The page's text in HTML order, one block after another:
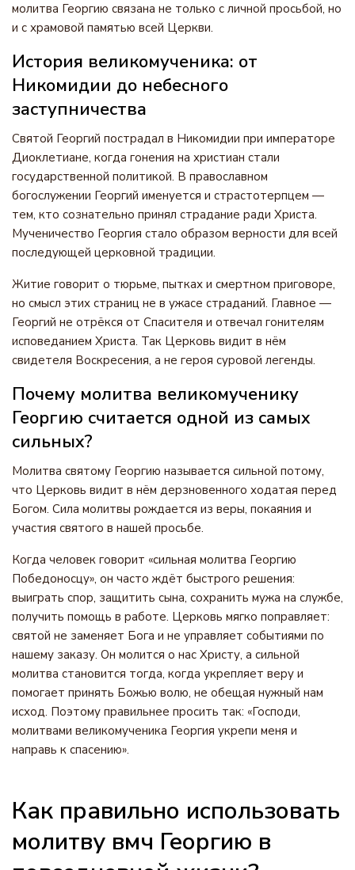
молитва Георгию связана не только с личной просьбой, но
и с храмовой памятью всей Церкви.
История великомученика: от
Никомидии до небесного
заступничества
Святой Георгий пострадал в Никомидии при императоре
Диоклетиане, когда гонения на христиан стали
государственной политикой. В православном
богослужении Георгий именуется и страстотерпцем —
тем, кто сознательно принял страдание ради Христа.
Мученичество Георгия стало образом верности для всей
последующей церковной традиции.
Житие говорит о тюрьме, пытках и смертном приговоре,
но смысл этих страниц не в ужасе страданий. Главное —
Георгий не отрёкся от Спасителя и отвечал гонителям
исповеданием Христа. Так Церковь видит в нём
свидетеля Воскресения, а не героя суровой легенды.
Почему молитва великомученику
Георгию считается одной из самых
сильных?
Молитва святому Георгию называется сильной потому,
что Церковь видит в нём дерзновенного ходатая перед
Богом. Сила молитвы рождается из веры, покаяния и
участия святого в нашей просьбе.
Когда человек говорит «сильная молитва Георгию
Победоносцу», он часто ждёт быстрого решения:
выиграть спор, защитить сына, сохранить мужа на службе,
получить помощь в работе. Церковь мягко поправляет:
святой не заменяет Бога и не управляет событиями по
нашему заказу. Он молится о нас Христу, а сильной
молитва становится тогда, когда укрепляет веру и
помогает принять Божью волю, не обещая нужный нам
исход. Поэтому правильнее просить так: «Господи,
молитвами великомученика Георгия укрепи меня и
направь к спасению».
Как правильно использовать
молитву вмч Георгию в